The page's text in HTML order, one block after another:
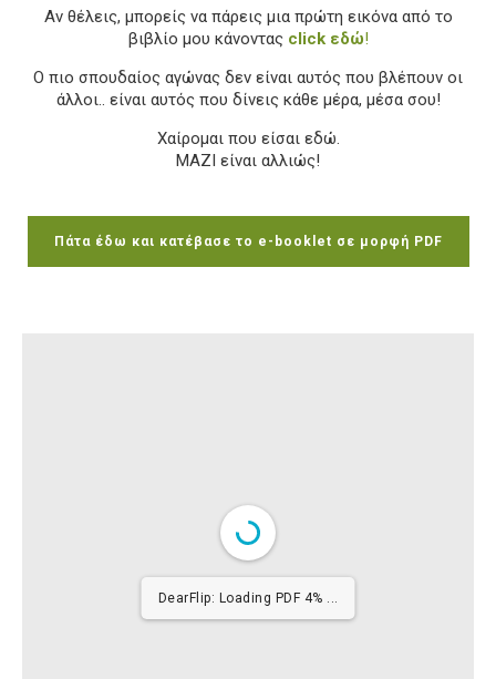
Αν θέλεις, μπορείς να πάρεις μια πρώτη εικόνα από το
βιβλίο μου κάνονταςclick εδώ!
Ο πιο σπουδαίος αγώνας δεν είναι αυτός που βλέπουν οι
άλλοι.. είναι αυτός που δίνεις κάθε μέρα, μέσα σου!
Χαίρομαι που είσαι εδώ.
ΜΑΖΙ είναι αλλιώς!
Πάτα έδω και κατέβασε το e-booklet σε μορφή PDF
DearFlip: Loading PDF 4% ...